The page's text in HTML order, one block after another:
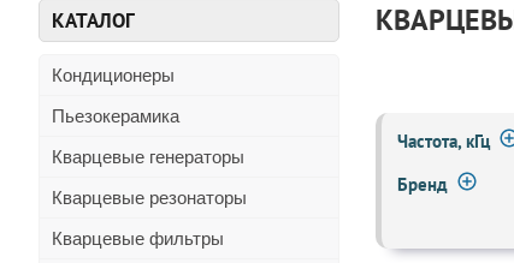
КАТАЛОГ
Кондиционеры
Пьезокерамика
Кварцевые генераторы
Кварцевые резонаторы
Кварцевые фильтры
Частота, кГц
Бренд